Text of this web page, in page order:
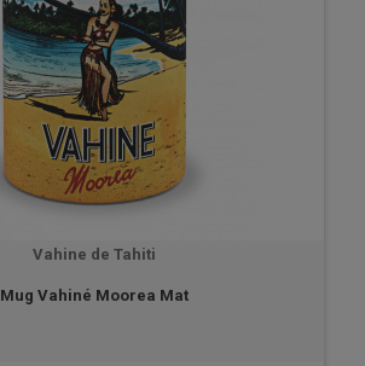
Vahine de Tahiti
Mug Vahiné Moorea Mat